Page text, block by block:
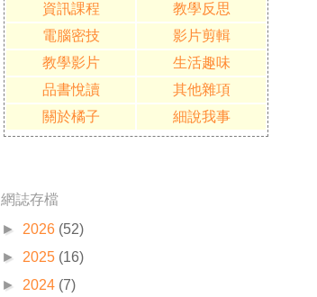
資訊課程
教學反思
電腦密技
影片剪輯
教學影片
生活趣味
品書悅讀
其他雜項
關於橘子
細說我事
網誌存檔
► 2026 (52)
► 2025 (16)
► 2024 (7)